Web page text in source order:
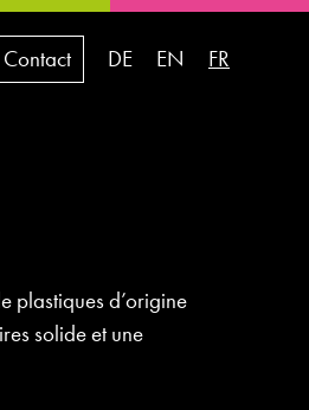
Contact DE EN FR
plastiques d’origine
solide et une